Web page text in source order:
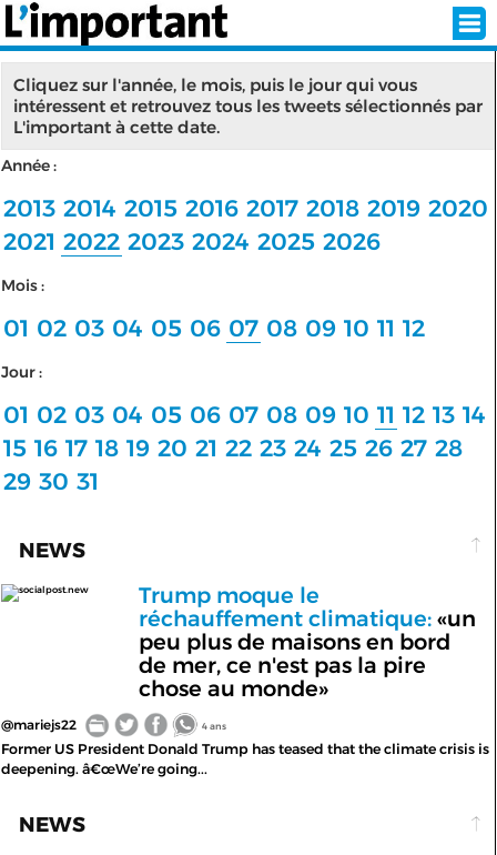
INSCRIPTION
SÉLECTION DE L'ÉTÉ
ABONNEZ-VOUS À LA NEWSLETTER!
< RETOUR À L'ACCUEIL
Cliquez sur l'année, le mois, puis le jour qui vous
intéressent et retrouvez tous les tweets sélectionnés par
L'important à cette date.
Année :
2013 2014 2015 2016 2017 2018 2019 2020
2021 2022 2023 2024 2025 2026
Mois :
01 02 03 04 05 06 07 08 09 10 11 12
Jour :
01 02 03 04 05 06 07 08 09 10 11 12 13 14
15 16 17 18 19 20 21 22 23 24 25 26 27 28
29 30 31
NEWS
socialpost.new
Trump moque le
réchauffement climatique:«un
peu plus de maisons en bord
de mer, ce n'est pas la pire
chose au monde»
@mariejs22 4 ans
Former US President Donald Trump has teased that the climate crisis is
deepening. â€œWe’re going...
NEWS